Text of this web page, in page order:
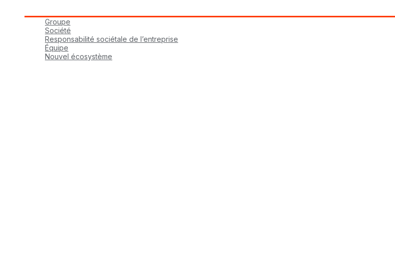
Groupe
Société
Responsabilité sociétale de l’entreprise
Équipe
Nouvel écosystème